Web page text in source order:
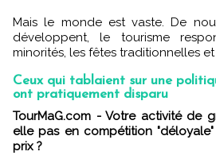
Mais le monde est vaste. De
développent, le tourisme
minorités, les fêtes traditionnelles et
Ceux qui tablaient sur une
ont pratiquement disparu
TourMaG.com - Votre activité de groupiste ne vous met-
elle pas en compétition
prix ?